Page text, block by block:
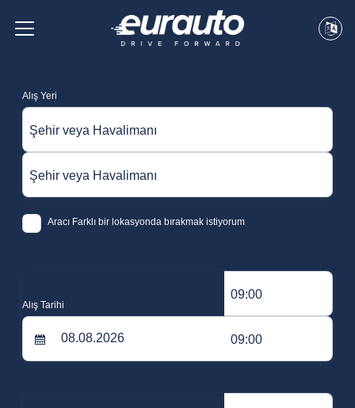
Alış Yeri
Şehir veya Havalimanı
Şehir veya Havalimanı
Aracı Farklı bir lokasyonda bırakmak istiyorum
Alış Tarihi
09:00
09:00